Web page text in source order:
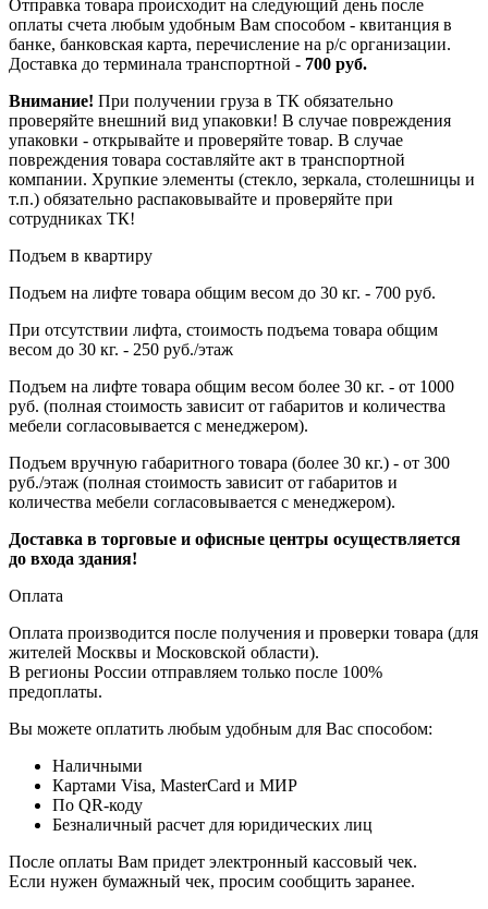
Отправка товара происходит на следующий день после
оплаты счета любым удобным Вам способом - квитанция в
банке, банковская карта, перечисление на р/с организации.
Доставка до терминала транспортной - 700 руб.
Внимание! При получении груза в ТК обязательно
проверяйте внешний вид упаковки! В случае повреждения
упаковки - открывайте и проверяйте товар. В случае
повреждения товара составляйте акт в транспортной
компании. Хрупкие элементы (стекло, зеркала, столешницы и
т.п.) обязательно распаковывайте и проверяйте при
сотрудниках ТК!
Подъем в квартиру
Подъем на лифте товара общим весом до 30 кг. - 700 руб.
При отсутствии лифта, стоимость подъема товара общим
весом до 30 кг. - 250 руб./этаж
Подъем на лифте товара общим весом более 30 кг. - от 1000
руб. (полная стоимость зависит от габаритов и количества
мебели согласовывается с менеджером).
Подъем вручную габаритного товара (более 30 кг.) - от 300
руб./этаж (полная стоимость зависит от габаритов и
количества мебели согласовывается с менеджером).
Доставка в торговые и офисные центры осуществляется
до входа здания!
Оплата
Оплата производится после получения и проверки товара (для
жителей Москвы и Московской области).
В регионы России отправляем только после 100%
предоплаты.
Вы можете оплатить любым удобным для Вас способом:
Наличными
Картами Visa, MasterCard и МИР
По QR-коду
Безналичный расчет для юридических лиц
После оплаты Вам придет электронный кассовый чек.
Если нужен бумажный чек, просим сообщить заранее.